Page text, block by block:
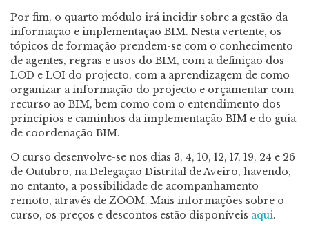
Por fim, o quarto módulo irá incidir sobre a gestão da
informação e implementação BIM. Nesta vertente, os
tópicos de formação prendem-se com o conhecimento
de agentes, regras e usos do BIM, com a definição dos
LOD e LOI do projecto, com a aprendizagem de como
organizar a informação do projecto e orçamentar com
recurso ao BIM, bem como com o entendimento dos
princípios e caminhos da implementação BIM e do guia
de coordenação BIM.
O curso desenvolve-se nos dias 3, 4, 10, 12, 17, 19, 24 e 26
de Outubro, na Delegação Distrital de Aveiro, havendo,
no entanto, a possibilidade de acompanhamento
remoto, através de ZOOM. Mais informações sobre o
curso, os preços e descontos estão disponíveis aqui.